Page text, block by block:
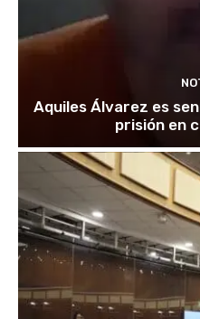
Aquiles Álvarez es
prisión en